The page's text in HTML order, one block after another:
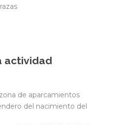
actividad
de aparcamientos
del nacimiento del